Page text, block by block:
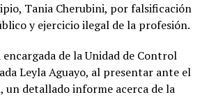
Tania Cherubini, por falsificación
y ejercicio ilegal de la profesión.
de la Unidad de Control
Leyla Aguayo, al presentar ante el
un detallado informe acerca de la